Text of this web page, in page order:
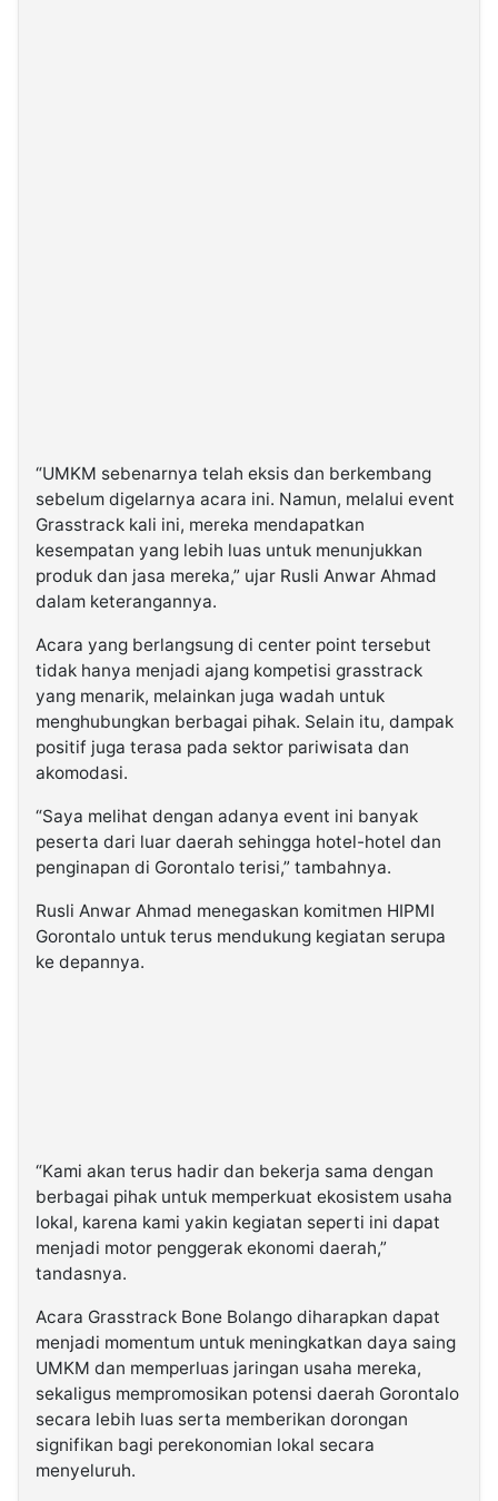
“UMKM sebenarnya telah eksis dan berkembang
sebelum digelarnya acara ini. Namun, melalui event
Grasstrack kali ini, mereka mendapatkan
kesempatan yang lebih luas untuk menunjukkan
produk dan jasa mereka,” ujar Rusli Anwar Ahmad
dalam keterangannya.
Acara yang berlangsung di center point tersebut
tidak hanya menjadi ajang kompetisi grasstrack
yang menarik, melainkan juga wadah untuk
menghubungkan berbagai pihak. Selain itu, dampak
positif juga terasa pada sektor pariwisata dan
akomodasi.
“Saya melihat dengan adanya event ini banyak
peserta dari luar daerah sehingga hotel-hotel dan
penginapan di Gorontalo terisi,” tambahnya.
Rusli Anwar Ahmad menegaskan komitmen HIPMI
Gorontalo untuk terus mendukung kegiatan serupa
ke depannya.
“Kami akan terus hadir dan bekerja sama dengan
berbagai pihak untuk memperkuat ekosistem usaha
lokal, karena kami yakin kegiatan seperti ini dapat
menjadi motor penggerak ekonomi daerah,”
tandasnya.
Acara Grasstrack Bone Bolango diharapkan dapat
menjadi momentum untuk meningkatkan daya saing
UMKM dan memperluas jaringan usaha mereka,
sekaligus mempromosikan potensi daerah Gorontalo
secara lebih luas serta memberikan dorongan
signifikan bagi perekonomian lokal secara
menyeluruh.